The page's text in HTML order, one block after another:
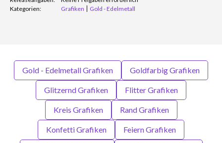
Kategorien:
Grafiken Gold - Edelmetall
Gold - Edelmetall Grafiken Goldfarbig Grafiken
Glitzernd Grafiken Flitter Grafiken
Kreis Grafiken Rand Grafiken
Konfetti Grafiken Feiern Grafiken